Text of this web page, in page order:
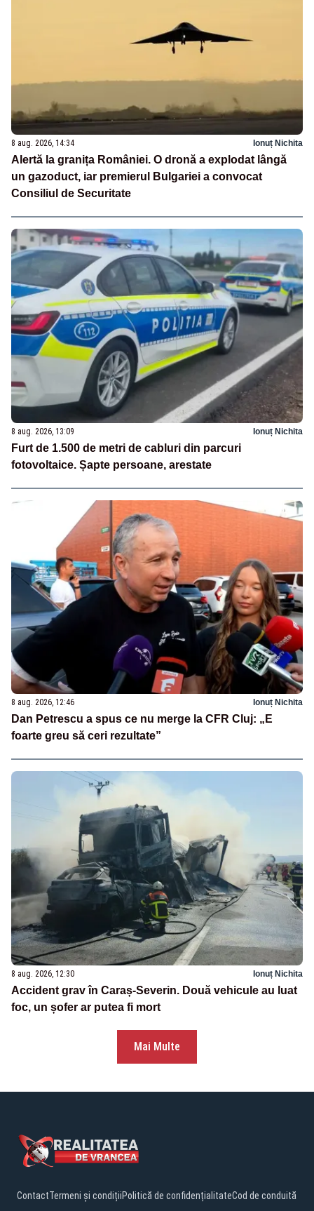
8 aug. 2026, 14:34 Ionuț Nichita
Alertă la granița României. O dronă a explodat lângă
un gazoduct, iar premierul Bulgariei a convocat
Consiliul de Securitate
8 aug. 2026, 13:09 Ionuț Nichita
Furt de 1.500 de metri de cabluri din parcuri
fotovoltaice. Șapte persoane, arestate
8 aug. 2026, 12:46 Ionuț Nichita
Dan Petrescu a spus ce nu merge la CFR Cluj: „E
foarte greu să ceri rezultate”
8 aug. 2026, 12:30 Ionuț Nichita
Accident grav în Caraș-Severin. Două vehicule au luat
foc, un șofer ar putea fi mort
Mai Multe
ContactTermeni și condițiiPolitică de confidențialitateCod de conduită